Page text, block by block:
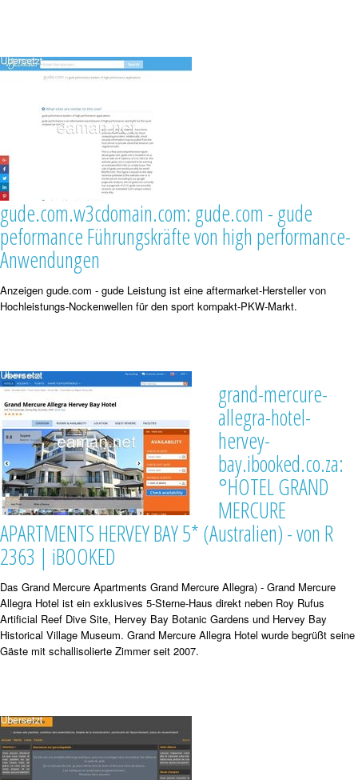
gude.com.w3cdomain.com: gude.com - gude
peformance Führungskräfte von high performance-
Anwendungen
Anzeigen gude.com - gude Leistung ist eine aftermarket-Hersteller von
Hochleistungs-Nockenwellen für den sport kompakt-PKW-Markt.
grand-mercure-
allegra-hotel-
hervey-
bay.ibooked.co.za:
°HOTEL GRAND
MERCURE
APARTMENTS HERVEY BAY 5* (Australien) - von R
2363 | iBOOKED
Das Grand Mercure Apartments Grand Mercure Allegra) - Grand Mercure
Allegra Hotel ist ein exklusives 5-Sterne-Haus direkt neben Roy Rufus
Artificial Reef Dive Site, Hervey Bay Botanic Gardens und Hervey Bay
Historical Village Museum. Grand Mercure Allegra Hotel wurde begrüßt seine
Gäste mit schallisolierte Zimmer seit 2007.